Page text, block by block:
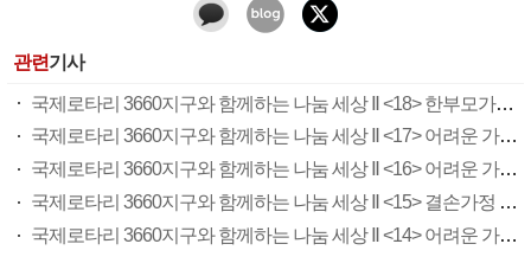
관련기사
국제로타리 3660지구와 함께하는 나눔 세상 Ⅱ <18> 한부모가정 수민이
국제로타리 3660지구와 함께하는 나눔 세상 Ⅱ <17> 어려운 가정환경 주혁이
국제로타리 3660지구와 함께하는 나눔 세상 Ⅱ <16> 어려운 가정환경 재성이
국제로타리 3660지구와 함께하는 나눔 세상 Ⅱ <15> 결손가정 나리
국제로타리 3660지구와 함께하는 나눔 세상 Ⅱ <14> 어려운 가정환경 유나